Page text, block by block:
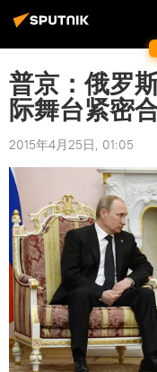
普京：俄罗
际舞台紧密
2015年4月25日, 01:05